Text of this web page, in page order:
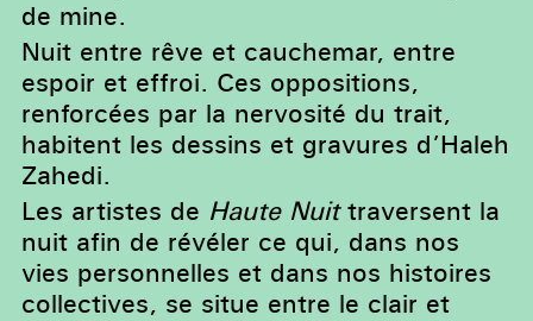
de mine.
Nuit entre rêve et cauchemar, entre
espoir et effroi. Ces oppositions,
renforcées par la nervosité du trait,
habitent les dessins et gravures d’Haleh
Zahedi.
Les artistes de Haute Nuittraversent la
nuit afin de révéler ce qui, dans nos
vies personnelles et dans nos histoires
collectives, se situe entre le clair et